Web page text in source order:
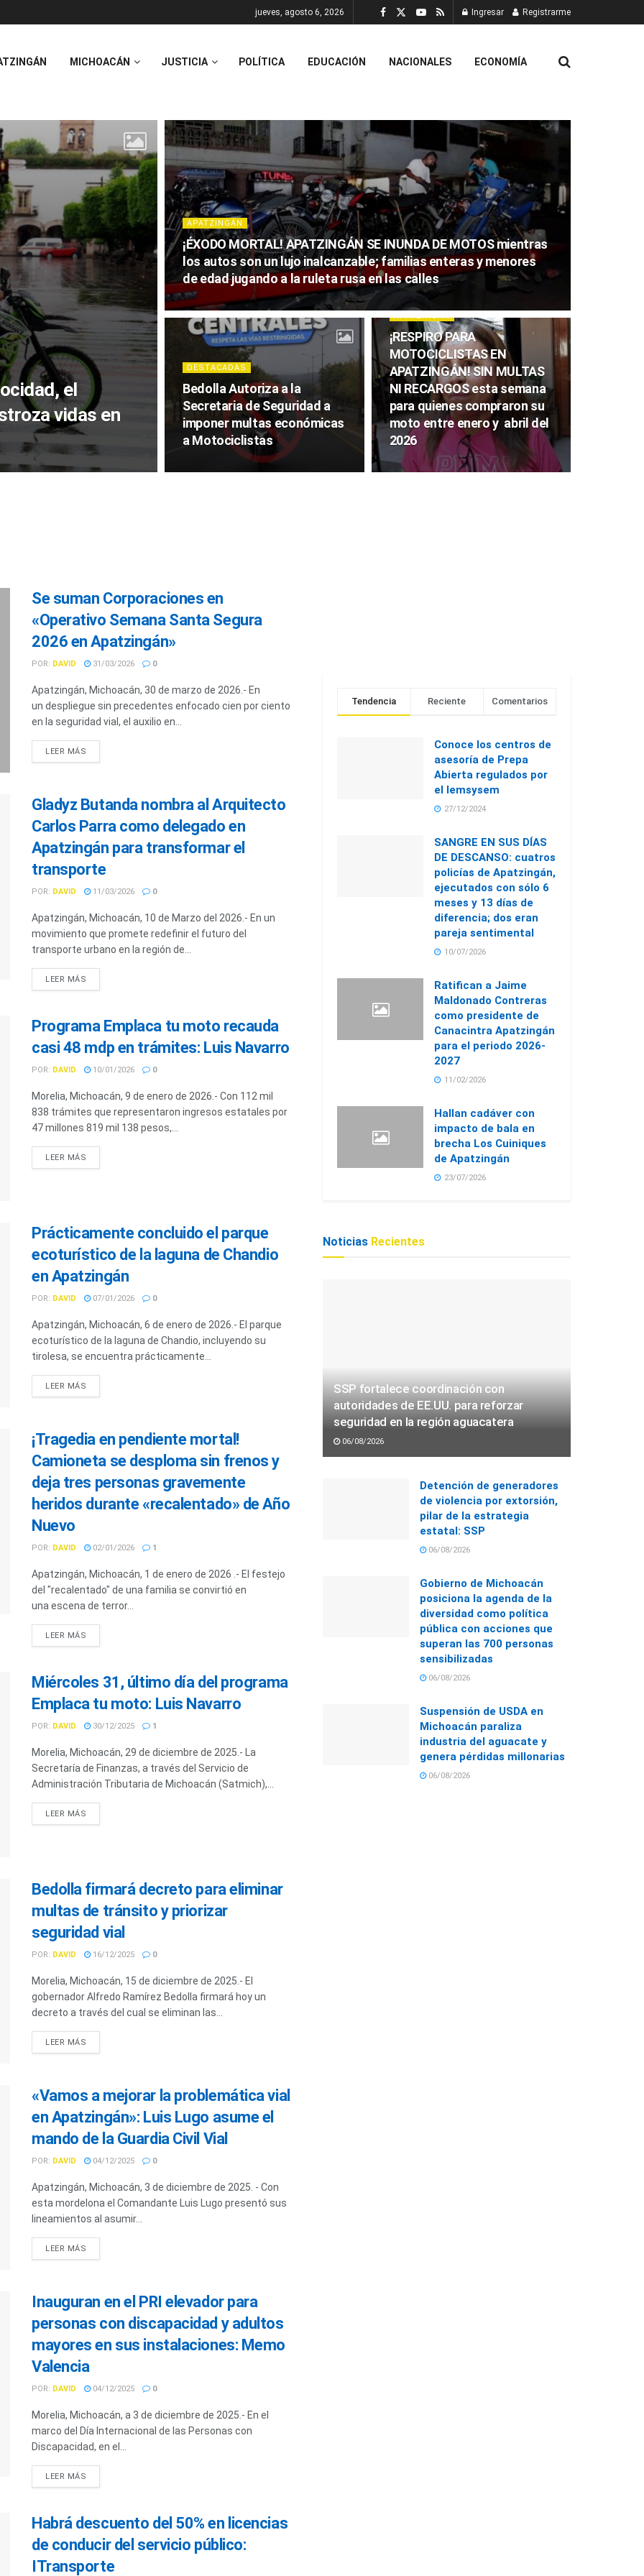
jueves, agosto 6, 2026 Ingresar Registrarme
MICHOACÁN JUSTICIA POLÍTICA EDUCACIÓN NACIONALES ECONOMÍA
el
vidas en
APATZINGÁN
¡ÉXODO MORTAL! APATZINGÁN SE INUNDA DE MOTOS mientras
los autos son un lujo inalcanzable; familias enteras y menores
de edad jugando a la ruleta rusa en las calles
DESTACADAS
Bedolla Autoriza a la
Secretaria de Seguridad a
imponer multas económicas
a Motociclistas
APATZINGÁN
¡RESPIRO PARA
MOTOCICLISTAS EN
APATZINGÁN! SIN MULTAS
NI RECARGOS esta semana
para quienes compraron su
moto entre enero y abril del
2026
Se suman Corporaciones en
«Operativo Semana Santa Segura
2026 en Apatzingán»
POR: DAVID 31/03/2026 0
Apatzingán, Michoacán, 30 de marzo de 2026.- En
un despliegue sin precedentes enfocado cien por ciento
en la seguridad vial, el auxilio en...
LEER MÁS
Gladyz Butanda nombra al Arquitecto
Carlos Parra como delegado en
Apatzingán para transformar el
transporte
POR: DAVID 11/03/2026 0
Apatzingán, Michoacán, 10 de Marzo del 2026.- En un
movimiento que promete redefinir el futuro del
transporte urbano en la región de...
LEER MÁS
Programa Emplaca tu moto recauda
casi 48 mdp en trámites: Luis Navarro
POR: DAVID 10/01/2026 0
Morelia, Michoacán, 9 de enero de 2026.- Con 112 mil
838 trámites que representaron ingresos estatales por
47 millones 819 mil 138 pesos,...
LEER MÁS
Prácticamente concluido el parque
ecoturístico de la laguna de Chandio
en Apatzingán
POR: DAVID 07/01/2026 0
Apatzingán, Michoacán, 6 de enero de 2026.- El parque
ecoturístico de la laguna de Chandio, incluyendo su
tirolesa, se encuentra prácticamente...
LEER MÁS
¡Tragedia en pendiente mortal!
Camioneta se desploma sin frenos y
deja tres personas gravemente
heridos durante «recalentado» de Año
Nuevo
POR: DAVID 02/01/2026 1
Apatzingán, Michoacán, 1 de enero de 2026 .- El festejo
del "recalentado" de una familia se convirtió en
una escena de terror...
LEER MÁS
Miércoles 31, último día del programa
Emplaca tu moto: Luis Navarro
POR: DAVID 30/12/2025 1
Morelia, Michoacán, 29 de diciembre de 2025.- La
Secretaría de Finanzas, a través del Servicio de
Administración Tributaria de Michoacán (Satmich),...
LEER MÁS
Bedolla firmará decreto para eliminar
multas de tránsito y priorizar
seguridad vial
POR: DAVID 16/12/2025 0
Morelia, Michoacán, 15 de diciembre de 2025.- El
gobernador Alfredo Ramírez Bedolla firmará hoy un
decreto a través del cual se eliminan las...
LEER MÁS
«Vamos a mejorar la problemática vial
en Apatzingán»: Luis Lugo asume el
mando de la Guardia Civil Vial
POR: DAVID 04/12/2025 0
Apatzingán, Michoacán, 3 de diciembre de 2025. - Con
esta mordelona el Comandante Luis Lugo presentó sus
lineamientos al asumir...
LEER MÁS
Inauguran en el PRI elevador para
personas con discapacidad y adultos
mayores en sus instalaciones: Memo
Valencia
POR: DAVID 04/12/2025 0
Morelia, Michoacán, a 3 de diciembre de 2025.- En el
marco del Día Internacional de las Personas con
Discapacidad, en el...
LEER MÁS
Habrá descuento del 50% en licencias
de conducir del servicio público:
ITransporte
Tendencia Reciente Comentarios
Conoce los centros de
asesoría de Prepa
Abierta regulados por
el Iemsysem
27/12/2024
SANGRE EN SUS DÍAS
DE DESCANSO: cuatros
policías de Apatzingán,
ejecutados con sólo 6
meses y 13 días de
diferencia; dos eran
pareja sentimental
10/07/2026
Ratifican a Jaime
Maldonado Contreras
como presidente de
Canacintra Apatzingán
para el periodo 2026-
2027
11/02/2026
Hallan cadáver con
impacto de bala en
brecha Los Cuiniques
de Apatzingán
23/07/2026
Noticias Recientes
SSP fortalece coordinación con
autoridades de EE.UU. para reforzar
seguridad en la región aguacatera
06/08/2026
Detención de generadores
de violencia por extorsión,
pilar de la estrategia
estatal: SSP
06/08/2026
Gobierno de Michoacán
posiciona la agenda de la
diversidad como política
pública con acciones que
superan las 700 personas
sensibilizadas
06/08/2026
Suspensión de USDA en
Michoacán paraliza
industria del aguacate y
genera pérdidas millonarias
06/08/2026